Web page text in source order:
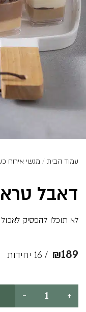
עמוד הבית / מגשי אירוח
דאבל
לא תוכלו להפסיק לאכול
/ 16 יחידות ₪189
-
כמות
דאבל
+